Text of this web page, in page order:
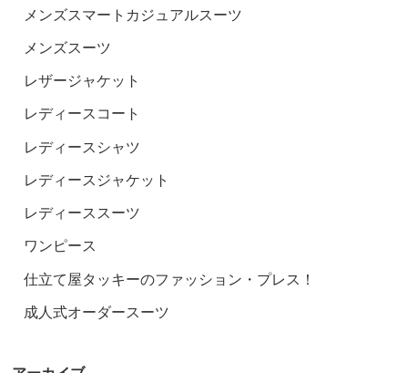
メンズスマートカジュアルスーツ
メンズスーツ
レザージャケット
レディースコート
レディースシャツ
レディースジャケット
レディーススーツ
ワンピース
仕立て屋タッキーのファッション・プレス！
成人式オーダースーツ